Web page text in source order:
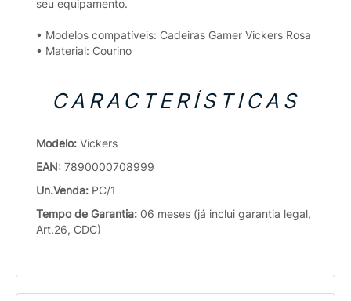
seu equipamento.
• Modelos compatíveis: Cadeiras Gamer Vickers Rosa
• Material: Courino
CARACTERÍSTICAS
Modelo: Vickers
EAN: 7890000708999
Un.Venda: PC/1
Tempo de Garantia: 06 meses (já inclui garantia legal,
Art.26, CDC)